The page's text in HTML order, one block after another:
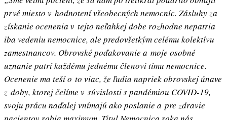
prvé miesto v hodnotení všeobecných nemocníc. Zásluhy za
získanie ocenenia v tejto neľahkej dobe rozhodne nepatria
iba vedeniu nemocnice, ale predovšetkým celému kolektívu
zamestnancov. Obrovské poďakovanie a moje osobné
uznanie patrí každému jednému členovi tímu nemocnice.
Ocenenie ma teší o to viac, že ľudia napriek obrovskej únave
z doby, ktorej čelíme v súvislosti s pandémiou COVID-19,
svoju prácu naďalej vnímajú ako poslanie a pre zdravie